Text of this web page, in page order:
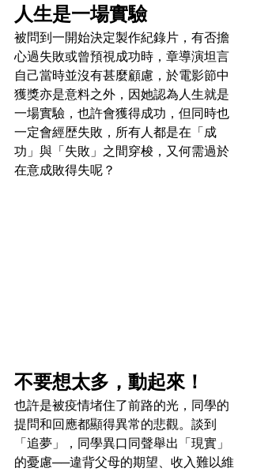
人生是一場實驗
被問到一開始決定製作紀錄片，有否擔
心過失敗或曾預視成功時，章導演坦言
自己當時並沒有甚麼顧慮，於電影節中
獲獎亦是意料之外，因她認為人生就是
一場實驗，也許會獲得成功，但同時也
一定會經歴失敗，所有人都是在「成
功」與「失敗」之間穿梭，又何需過於
在意成敗得失呢？
不要想太多，動起來！
也許是被疫情堵住了前路的光，同學的
提問和回應都顯得異常的悲觀。談到
「追夢」，同學異口同聲舉出「現實」
的憂慮──違背父母的期望、收入難以維